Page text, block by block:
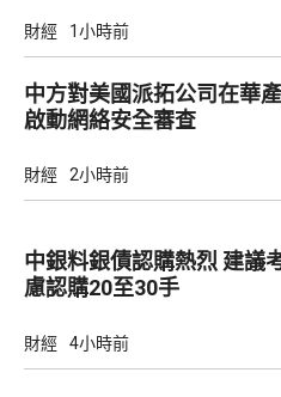
財經 1小時前
中方對美國派拓公司在華
啟動網絡安全審查
財經 2小時前
中銀料銀債認購熱烈 建議考
慮認購20至30手
財經 4小時前